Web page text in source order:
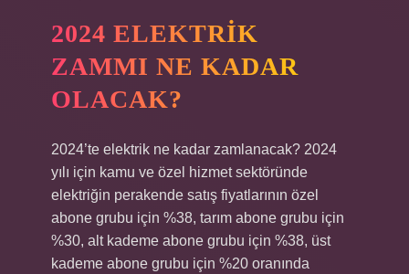
2024 ELEKTRIK
ZAMMI NE KADAR
OLACAK?
2024’te elektrik ne kadar zamlanacak? 2024
yılı için kamu ve özel hizmet sektöründe
elektriğin perakende satış fiyatlarının özel
abone grubu için %38, tarım abone grubu için
%30, alt kademe abone grubu için %38, üst
kademe abone grubu için %20 oranında